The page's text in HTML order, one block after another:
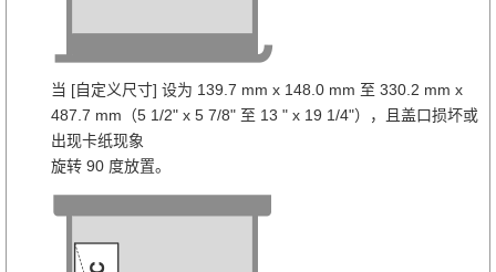
当 [自定义尺寸] 设为 139.7 mm x 148.0 mm 至 330.2 mm x
487.7 mm（5 1/2" x 5 7/8" 至 13 " x 19 1/4"），且盖口损坏或
出现卡纸现象
旋转 90 度放置。